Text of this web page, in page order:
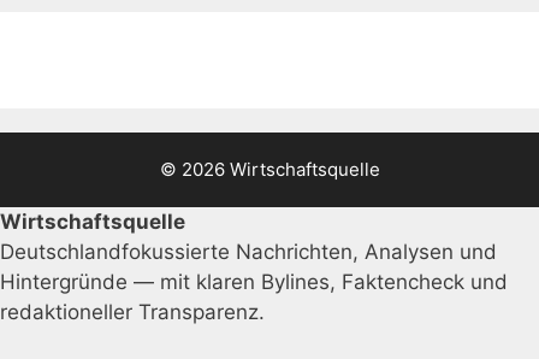
© 2026 Wirtschaftsquelle
Wirtschaftsquelle
Deutschlandfokussierte Nachrichten, Analysen und
Hintergründe — mit klaren Bylines, Faktencheck und
redaktioneller Transparenz.